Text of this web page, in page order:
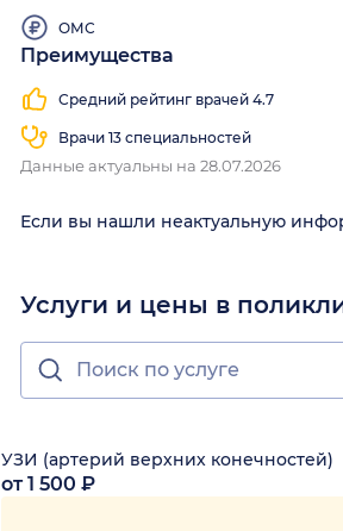
ОМС
Преимущества
Средний рейтинг врачей 4.7
Врачи 13 специальностей
Данные актуальны на 28.07.2026
Если вы нашли неактуальную
Услуги и цены в
УЗИ (артерий верхних конечностей)
от 1 500 ₽